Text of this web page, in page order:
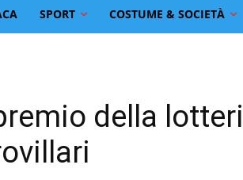
SPORT COSTUME & SOCIETÀ
della